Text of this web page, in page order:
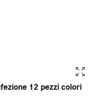
12 pezzi colori